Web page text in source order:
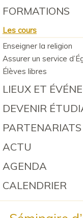
FORMATIONS
Les cours
Enseigner la religion
Assurer un service
Élèves libres
LIEUX ET
DEVENIR
PARTENARIATS
ACTU
AGENDA
CALENDRIER